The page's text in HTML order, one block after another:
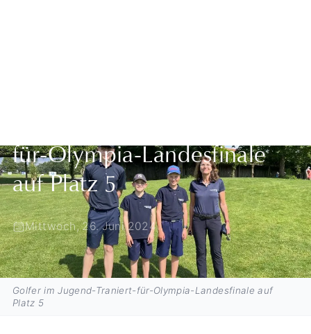
für-Olympia-Landesfinale
auf Platz 5
Mittwoch, 26. Juni 2024
Golfer im Jugend-Traniert-für-Olympia-Landesfinale auf
Platz 5